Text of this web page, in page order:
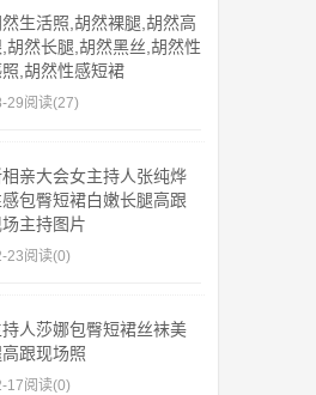
生活照,胡然裸腿,胡然高
,胡然长腿,胡然黑丝,胡然性
,胡然性感短裙
29阅读(27)
亲大会女主持人张纯烨
包臀短裙白嫩长腿高跟
主持图片
23阅读(0)
持人莎娜包臀短裙丝袜美
高跟现场照
17阅读(0)